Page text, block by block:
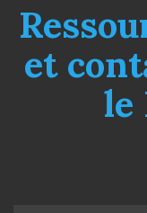
et
le